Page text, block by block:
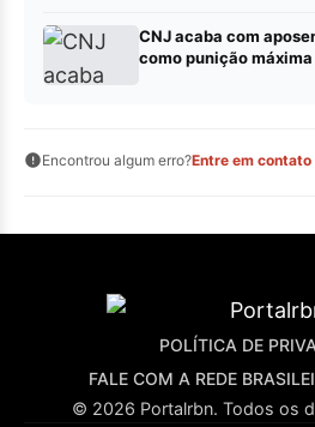
CNJ acaba com
como punição
Encontrou algum erro?Entre em contato
POLÍTICA DE
FALE COM A REDE
© 2026 Portalrbn. Todos os